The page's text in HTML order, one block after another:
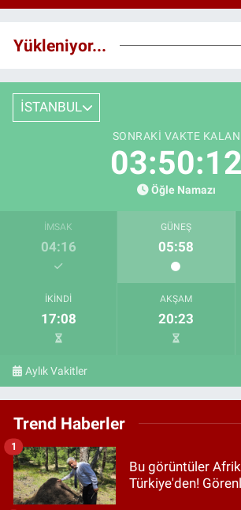
Yükleniyor...
İSTANBUL
SONRAKI VAKTE KALAN
03:50:11
Öğle Namazı
İMSAK
04:16
GÜNEŞ
05:58
İKINDI
17:08
AKŞAM
20:23
Aylık Vakitler
Trend Haberler
Bu görüntüler
Türkiye'den!
1